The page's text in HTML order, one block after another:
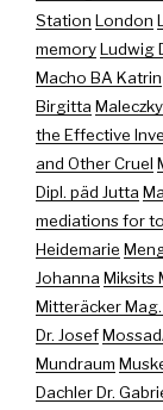
Station London
memoryLudwig
Macho BA Katrin
Birgitta
the Effective
and Other Cruel
Dipl. päd Jutta
mediations for
Heidemarie
Johanna Miksits
Mitteräcker
Dr. Josef
Mundraum
Dachler Dr.